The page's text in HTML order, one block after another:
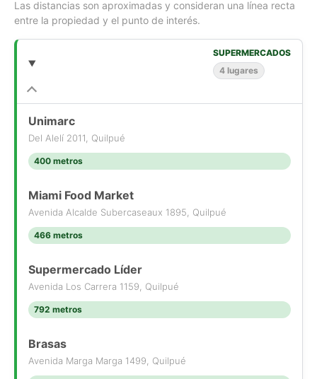
- Patio trasero
- Antejardín
VENDE
ESPEJO & HERNÁNDEZ PROPIEDADES
Pamela Espejo H.
Corredora de Propiedades
WhatsApp [Use el formulario de contacto o los medios de
contacto disponibles] (solo mensajes)
Las distancias son aproximadas y consideran una línea recta
entre la propiedad y el punto de interés.
SUPERMERCADOS
4 lugares
Unimarc
Del Alelí 2011, Quilpué
400 metros
Miami Food Market
Avenida Alcalde Subercaseaux 1895, Quilpué
466 metros
Supermercado Líder
Avenida Los Carrera 1159, Quilpué
792 metros
Brasas
Avenida Marga Marga 1499, Quilpué